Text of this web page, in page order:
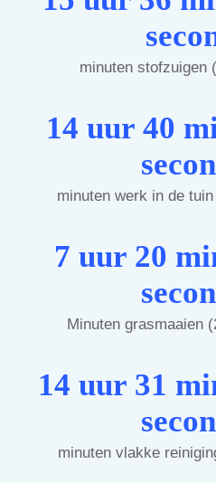
minuten stofzuigen
14 uur 40
minuten werk in de
7 uur 20
Minuten grasmaaien
14 uur 31
minuten vlakke